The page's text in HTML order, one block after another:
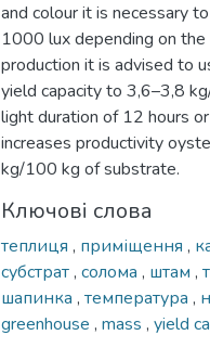
and colour it is necessary
1000 lux depending on
production it is advised to
yield capacity to 3,6–3,8
light duration of 12 hours
increases productivity
kg/100 kg of substrate.
Ключові слова
теплиця , приміщення ,
субстрат, солома , штам ,
шапинка , температура ,
greenhouse , mass , yield